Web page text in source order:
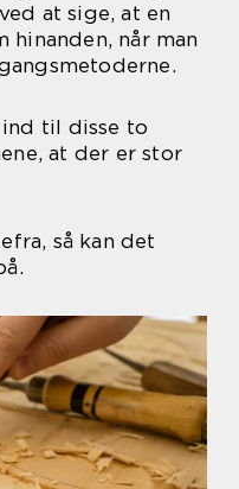
at sige, at en
når man
til disse to
at der er stor
så kan det